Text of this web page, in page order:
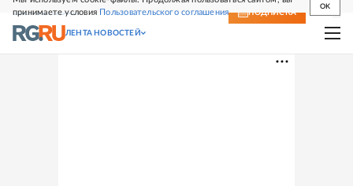
принимаете условия Пользовательского соглашения
OK
СВЕЖИЙ НОМЕР ПОДПИСКА
ЛЕНТА НОВОСТЕЙ